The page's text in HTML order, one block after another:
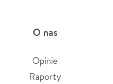
O nas
Opinie
Raporty